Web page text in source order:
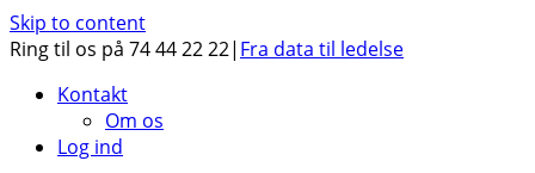
Skip to content
Ring til os på 74 44 22 22| Fra data til ledelse
Kontakt
Om os
Log ind